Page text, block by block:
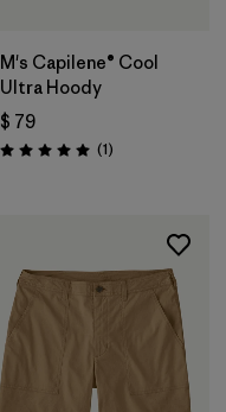
M's Capilene® Cool
Ultra Hoody
$ 79
Valoración: 5.0 / 5
(1Comentarios
)